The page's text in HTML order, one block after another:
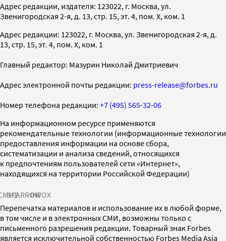
Адрес редакции, издателя: 123022, г. Москва, ул.
Звенигородская 2-я, д. 13, стр. 15, эт. 4, пом. X, ком. 1
Адрес редакции: 123022, г. Москва, ул. Звенигородская 2-я, д.
13, стр. 15, эт. 4, пом. X, ком. 1
Главный редактор: Мазурин Николай Дмитриевич
Адрес электронной почты редакции: press-release@forbes.ru
Номер телефона редакции: +7 (495) 565-32-06
На информационном ресурсе применяются
рекомендательные технологии (информационные технологии
предоставления информации на основе сбора,
систематизации и анализа сведений, относящихся
к предпочтениям пользователей сети «Интернет»,
находящихся на территории Российской Федерации)
SPARROWINFOX
Перепечатка материалов и использование их в любой форме,
в том числе и в электронных СМИ, возможны только с
письменного разрешения редакции. Товарный знак Forbes
является исключительной собственностью Forbes Media Asia